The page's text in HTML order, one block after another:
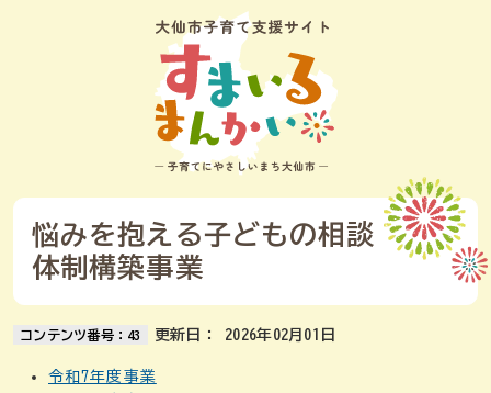
悩みを抱える子どもの相談
体制構築事業
コンテンツ番号：43 更新日： 2026年02月01日
令和7年度事業